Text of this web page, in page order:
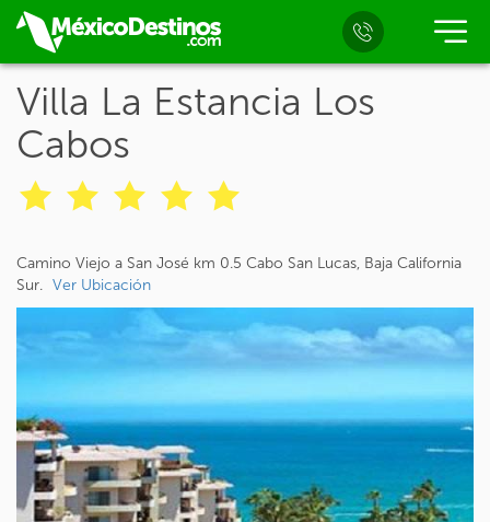
Villa La Estancia Los
Cabos
Camino Viejo a San José km 0.5 Cabo San Lucas, Baja California
Sur. Ver Ubicación